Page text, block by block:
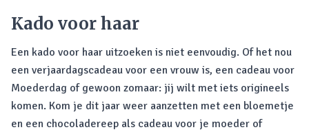
Kado voor haar
Een kado voor haar uitzoeken is niet eenvoudig. Of het nou
een verjaardagscadeau voor een vrouw is, een cadeau voor
Moederdag of gewoon zomaar: jij wilt met iets origineels
komen. Kom je dit jaar weer aanzetten met een bloemetje
en een chocoladereep als cadeau voor je moeder of